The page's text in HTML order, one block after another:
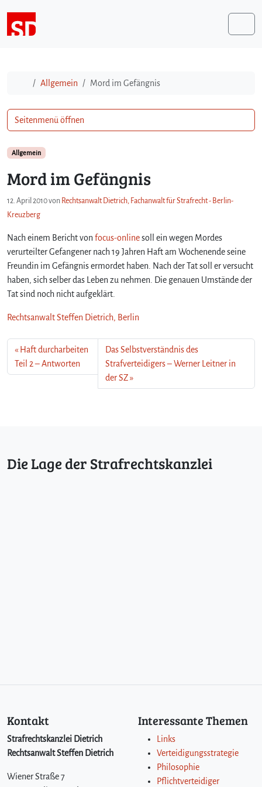
StartAllgemein Mord im Gefängnis
Allgemein
Mord im Gefängnis
12. April 2010von Rechtsanwalt Dietrich, Fachanwalt für Strafrecht - Berlin-
Kreuzberg
Nach einem Bericht von focus-onlinesoll ein wegen Mordes
verurteilter Gefangener nach 19 Jahren Haft am Wochenende seine
Freundin im Gefängnis ermordet haben. Nach der Tat soll er versucht
haben, sich selber das Leben zu nehmen. Die genauen Umstände der
Tat sind noch nicht aufgeklärt.
Rechtsanwalt Steffen Dietrich, Berlin
Haft durcharbeiten
Teil 2 – Antworten
Das Selbstverständnis des
Strafverteidigers – Werner Leitner in
der SZ
Seitenmenü öffnen
Die Lage der Strafrechtskanzlei
Kontakt
Strafrechtskanzlei Dietrich
Rechtsanwalt Steffen Dietrich
Wiener Straße 7
Interessante Themen
Links
Verteidigungsstrategie
Philosophie
Pflichtverteidiger